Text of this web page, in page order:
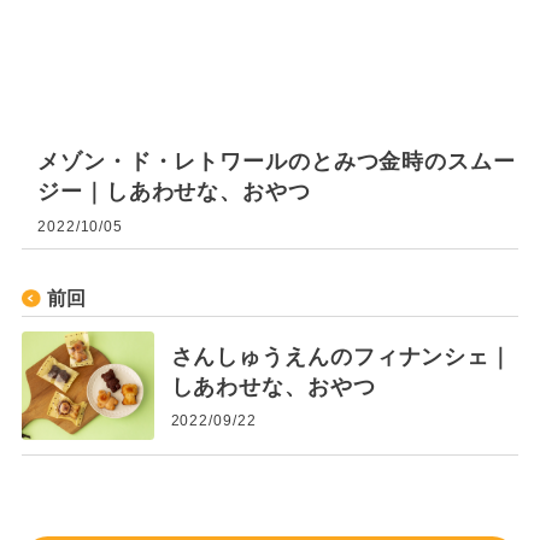
メゾン・ド・レトワールのとみつ金時のスムー
ジー｜しあわせな、おやつ
2022/10/05
前回
さんしゅうえんのフィナンシェ｜
しあわせな、おやつ
2022/09/22